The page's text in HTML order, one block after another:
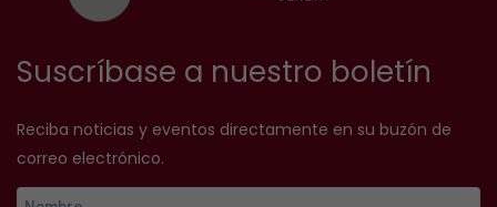
Suscríbase a nuestro boletín
Reciba noticias y eventos directamente en su buzón de
correo electrónico.